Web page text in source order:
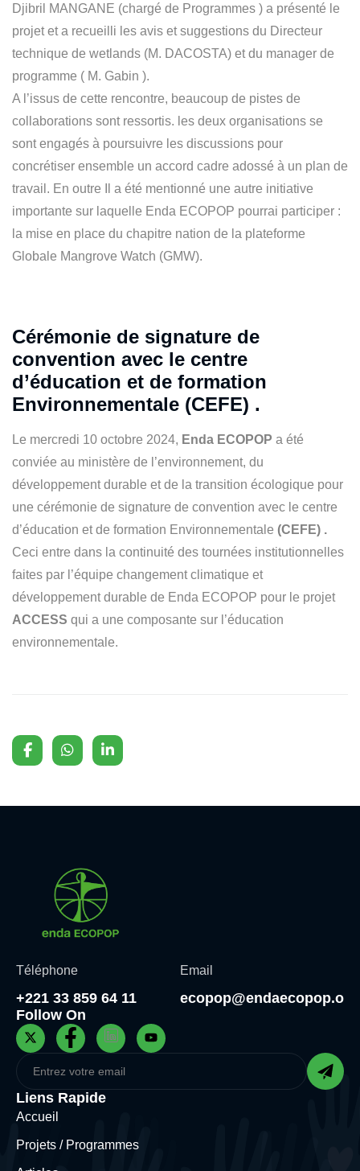
Djibril MANGANE (chargé de Programmes ) a présenté le
projet et a recueilli les avis et suggestions du Directeur
technique de wetlands (M. DACOSTA) et du manager de
programme ( M. Gabin ).
A l’issus de cette rencontre, beaucoup de pistes de
collaborations sont ressortis. les deux organisations se
sont engagés à poursuivre les discussions pour
concrétiser ensemble un accord cadre adossé à un plan de
travail. En outre Il a été mentionné une autre initiative
importante sur laquelle Enda ECOPOP pourrai participer :
la mise en place du chapitre nation de la plateforme
Globale Mangrove Watch (GMW).
Cérémonie de signature de
convention avec le centre
d’éducation et de formation
Environnementale (CEFE) .
Le mercredi 10 octobre 2024, Enda ECOPOP a été
conviée au ministère de l’environnement, du
développement durable et de la transition écologique pour
une cérémonie de signature de convention avec le centre
d’éducation et de formation Environnementale (CEFE) .
Ceci entre dans la continuité des tournées institutionnelles
faites par l’équipe changement climatique et
développement durable de Enda ECOPOP pour le projet
ACCESS qui a une composante sur l’éducation
environnementale.
Téléphone
+221 33 859 64 11
Email
ecopop@endaecopop.org
Follow On
Liens Rapide
Accueil
Projets / Programmes